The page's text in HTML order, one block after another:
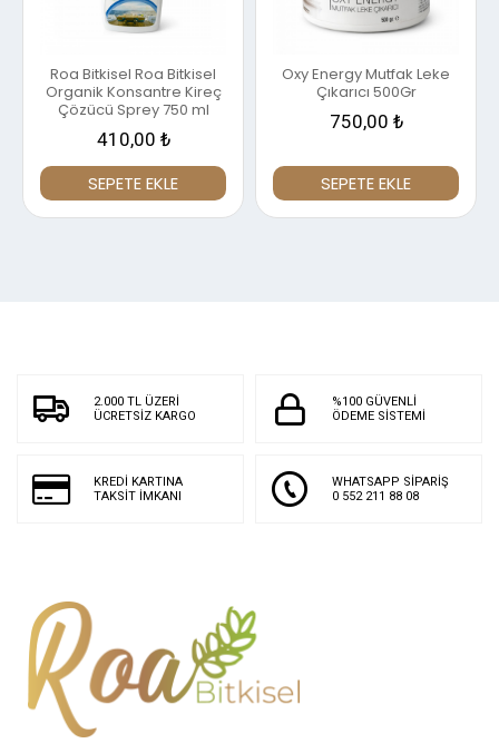
Roa Bitkisel Roa Bitkisel
Organik Konsantre Kireç
Çözücü Sprey 750 ml
410,00 ₺
SEPETE EKLE
Oxy Energy Mutfak Leke
Çıkarıcı 500Gr
750,00 ₺
SEPETE EKLE
2.000 TL ÜZERİ
ÜCRETSİZ KARGO
%100 GÜVENLİ
ÖDEME SİSTEMİ
KREDİ KARTINA
TAKSİT İMKANI
WHATSAPP SİPARİŞ
0 552 211 88 08